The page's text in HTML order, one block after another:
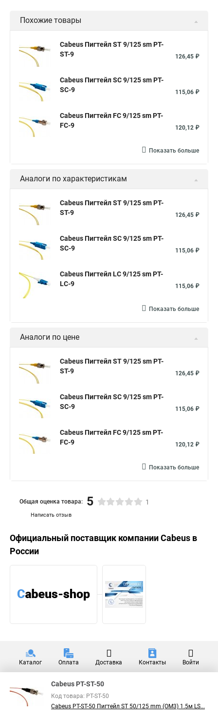
Похожие товары
Cabeus Пигтейл ST 9/125 sm PT-
ST-9
126,45 ₽
Cabeus Пигтейл SC 9/125 sm PT-
SC-9
115,06 ₽
Cabeus Пигтейл FC 9/125 sm PT-
FC-9
120,12 ₽
Показать больше
Аналоги по характеристикам
Cabeus Пигтейл ST 9/125 sm PT-
ST-9
126,45 ₽
Cabeus Пигтейл SC 9/125 sm PT-
SC-9
115,06 ₽
Cabeus Пигтейл LC 9/125 sm PT-
LC-9
115,06 ₽
Показать больше
Аналоги по цене
Cabeus Пигтейл ST 9/125 sm PT-
ST-9
126,45 ₽
Cabeus Пигтейл SC 9/125 sm PT-
SC-9
115,06 ₽
Cabeus Пигтейл FC 9/125 sm PT-
FC-9
120,12 ₽
Показать больше
Написать отзыв
Общая оценка товара: 5 1
Официальный поставщик компанииCabeus в
России
Каталог Оплата Доставка Контакты Войти
Cabeus PT-ST-50
Код товара: PT-ST-50
Cabeus PT-ST-50 Пигтейл ST 50/125 mm (OM3) 1.5м LS...